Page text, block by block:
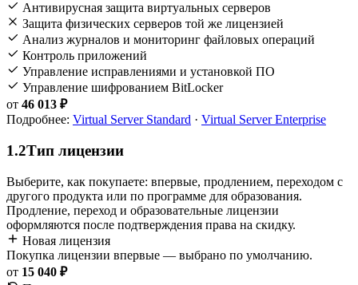
Антивирусная защита виртуальных серверов
Защита физических серверов той же лицензией
Анализ журналов и мониторинг файловых операций
Контроль приложений
Управление исправлениями и установкой ПО
Управление шифрованием BitLocker
от 46 013 ₽
Подробнее: Virtual Server Standard · Virtual Server Enterprise
1.2Тип лицензии
Выберите, как покупаете: впервые, продлением, переходом с
другого продукта или по программе для образования.
Продление, переход и образовательные лицензии
оформляются после подтверждения права на скидку.
Новая лицензия
Покупка лицензии впервые — выбрано по умолчанию.
от 15 040 ₽